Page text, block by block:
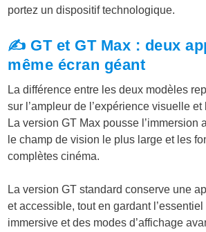
portez un dispositif technologique.
✍️ GT et GT Max : deux
même écran géant
La différence entre les deux modèles
sur l’ampleur de l’expérience visuelle
La version GT Max pousse l’immersion
le champ de vision le plus large et les
complètes cinéma.
La version GT standard conserve une
et accessible, tout en gardant l’essentiel
immersive et des modes d’affichage